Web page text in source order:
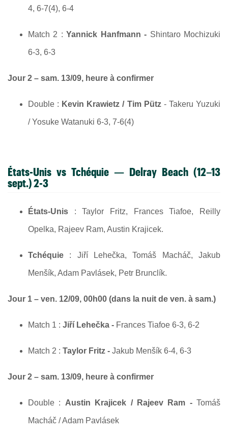
4, 6-7(4), 6-4
Match 2 :Yannick Hanfmann - Shintaro Mochizuki
6-3, 6-3
Jour 2 – sam. 13/09, heure à confirmer
Double : Kevin Krawietz / Tim Pütz - Takeru Yuzuki
/ Yosuke Watanuki 6-3, 7-6(4)
États-Unis vs Tchéquie — Delray Beach (12–13
sept.) 2-3
États-Unis : Taylor Fritz, Frances Tiafoe, Reilly
Opelka, Rajeev Ram, Austin Krajicek.
Tchéquie : Jiří Lehečka, Tomáš Macháč, Jakub
Menšík, Adam Pavlásek, Petr Brunclík.
Jour 1 – ven. 12/09, 00h00 (dans la nuit de ven. à sam.)
Match 1 : Jiří Lehečka - Frances Tiafoe 6-3, 6-2
Match 2 : Taylor Fritz - Jakub Menšík 6-4, 6-3
Jour 2 – sam. 13/09, heure à confirmer
Double : Austin Krajicek / Rajeev Ram -Tomáš
Macháč / Adam Pavlásek